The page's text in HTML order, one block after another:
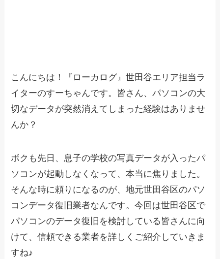
こんにちは！『ローカログ』世田谷エリア担当ラ
イターのすーちゃんです。皆さん、パソコンの大
切なデータが突然消えてしまった経験はありませ
んか？
ボクも先日、息子の学校の写真データが入ったパ
ソコンが起動しなくなって、本当に焦りました。
そんな時に頼りになるのが、地元世田谷区のパソ
コンデータ復旧業者なんです。今回は世田谷区で
パソコンのデータ復旧を検討している皆さんに向
けて、信頼できる業者を詳しくご紹介していきま
すね♪